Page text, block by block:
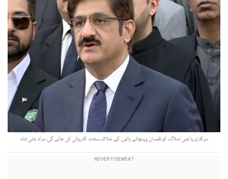
سرکاری یا نجی املاک کو نقصان پہنچانے والوں کے خلاف سخت کارروائی کی جائے گی، مراد علی شاہ